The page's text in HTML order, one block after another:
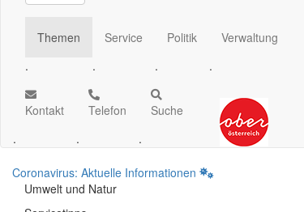
Themen
.
Service
.
Politik
.
Verwaltung
.
Kontakt
.
Telefon
.
Suche
.
Coronavirus: Aktuelle Informationen
Umwelt und Natur